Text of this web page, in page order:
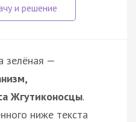
зелёная —
Жгутиконосцы.
ниже текста